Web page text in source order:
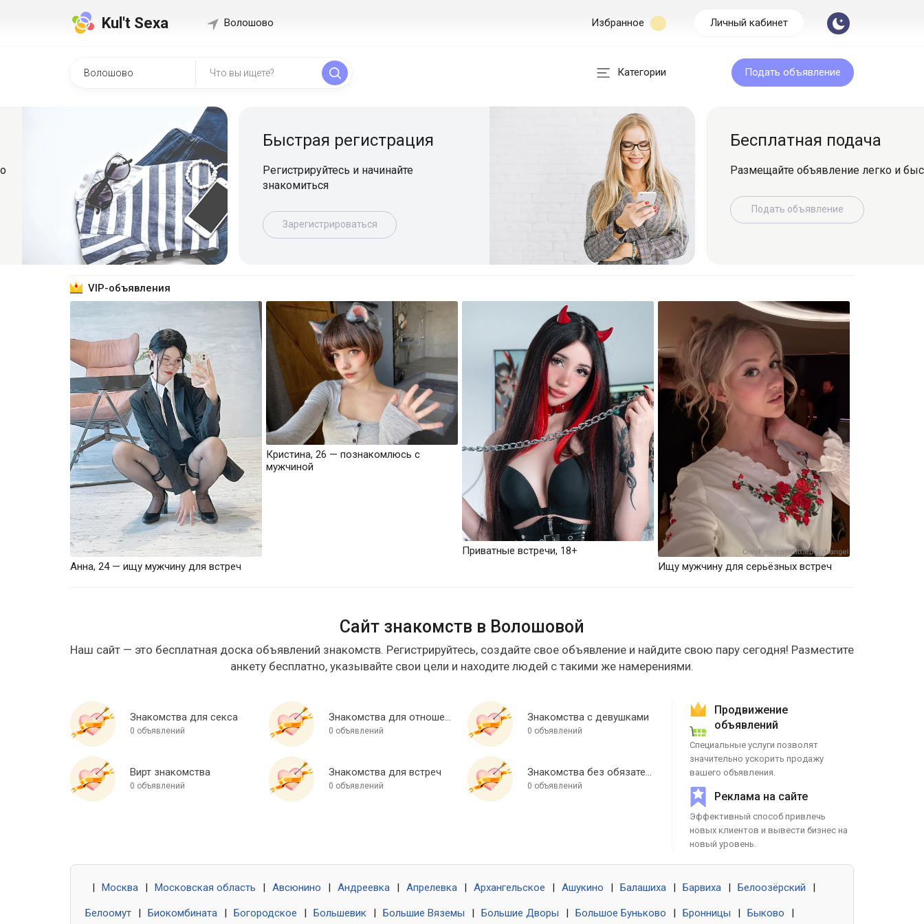
Kul't Sexa Волошово Избранное Личный кабинет
Категории Подать объявление
Быстрая регистрация
Регистрируйтесь и начинайте
знакомиться
Зарегистрироваться
Бесплатная подача
Размещайте объявление легко и
Подать объявление
VIP-объявления
Анна, 24 — ищу мужчину для встреч
Кристина, 26 — познакомлюсь с
мужчиной
Приватные встречи, 18+
Ищу мужчину для серьёзных встреч
Сайт знакомств в Волошовой
Наш сайт — это бесплатная доска объявлений знакомств. Регистрируйтесь, создайте свое объявление и найдите свою пару сегодня! Разместите
анкету бесплатно, указывайте свои цели и находите людей с такими же намерениями.
Знакомства для секса
0 объявлений
Знакомства для отношений
0 объявлений
Знакомства с девушками
0 объявлений
Вирт знакомства
0 объявлений
Знакомства для встреч
0 объявлений
Знакомства без обязательств
0 объявлений
Продвижение
объявлений
Специальные услуги позволят
значительно ускорить продажу
вашего объявления.
Реклама на сайте
Эффективный способ привлечь
новых клиентов и вывести бизнес на
новый уровень.
Москва Московская область Авсюнино Андреевка Апрелевка Архангельское Ашукино Балашиха Барвиха Белоозёрский
Белоомут Биокомбината Богородское Большевик Большие Вяземы Большие Дворы Большое Буньково Бронницы Быково